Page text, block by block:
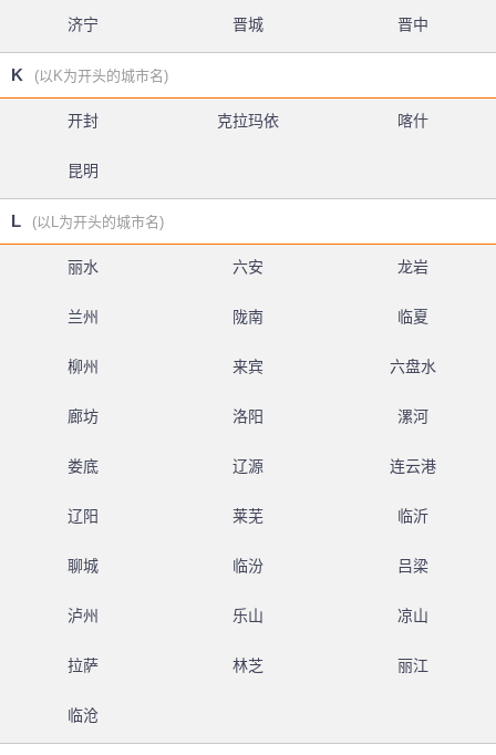
济宁 晋城 晋中
K (以K为开头的城市名)
开封 克拉玛依 喀什
昆明
L (以L为开头的城市名)
丽水 六安 龙岩
兰州 陇南 临夏
柳州 来宾 六盘水
廊坊 洛阳 漯河
娄底 辽源 连云港
辽阳 莱芜 临沂
聊城 临汾 吕梁
泸州 乐山 凉山
拉萨 林芝 丽江
临沧